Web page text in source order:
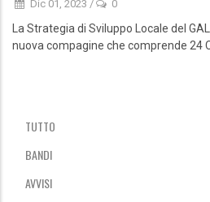
Dic 01, 2023 / 0
La Strategia di Sviluppo Locale del
nuova compagine che comprende 24
TUTTO
BANDI
AVVISI